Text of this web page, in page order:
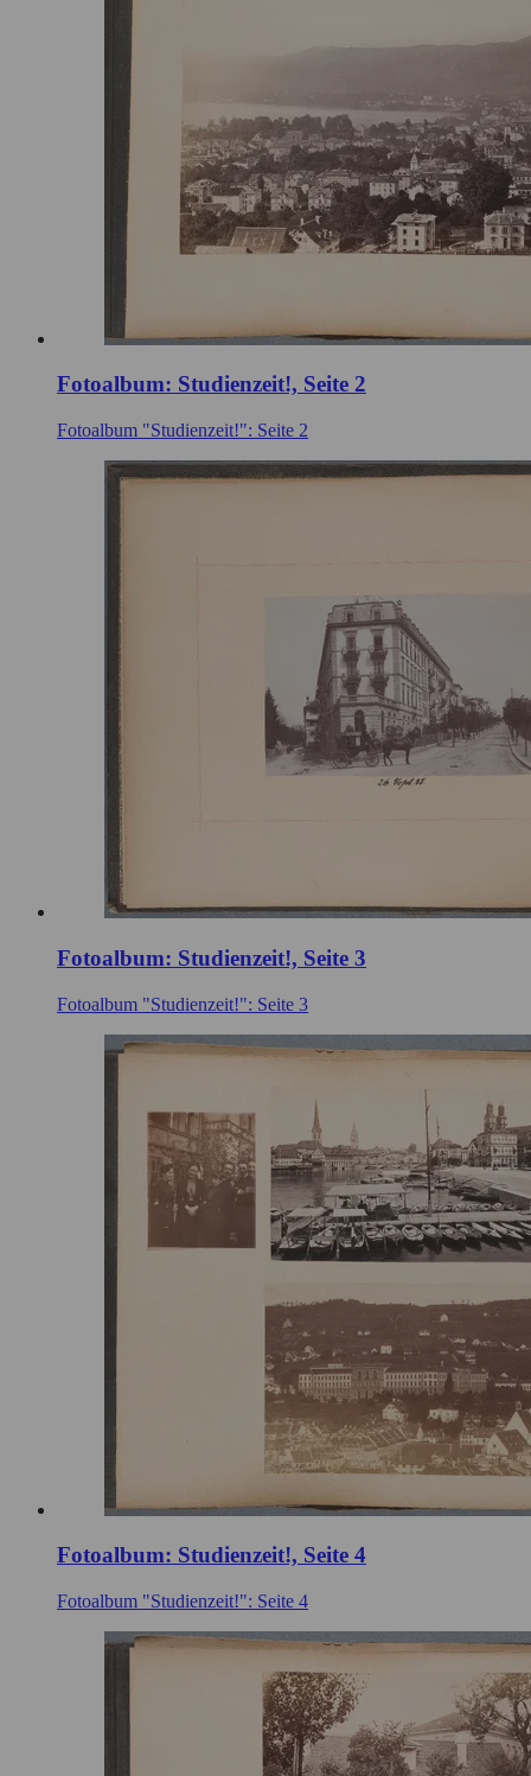
Fotoalbum: Studienzeit!, Seite 2
Fotoalbum "Studienzeit!": Seite 2
Fotoalbum: Studienzeit!, Seite 3
Fotoalbum "Studienzeit!": Seite 3
Fotoalbum: Studienzeit!, Seite 4
Fotoalbum "Studienzeit!": Seite 4